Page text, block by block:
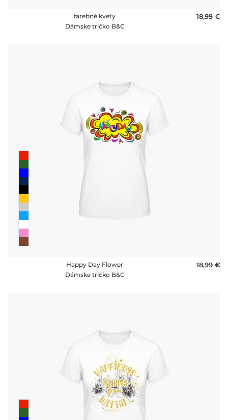
farebné kvety
Dámske tričko B&C
18,99 €
Happy Day Flower
Dámske tričko B&C
18,99 €